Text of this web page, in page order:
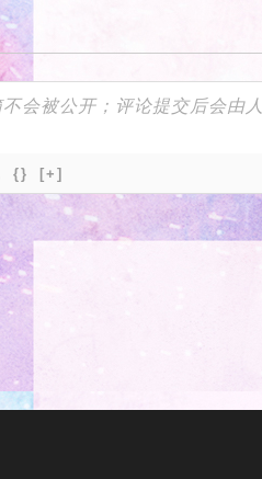
{} [+]